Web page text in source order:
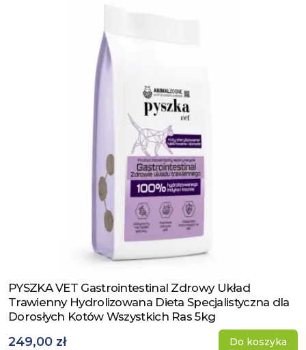
Zobacz produkt
PYSZKA VET Gastrointestinal Zdrowy Układ
Trawienny Hydrolizowana Dieta Specjalistyczna dla
Dorosłych Kotów Wszystkich Ras 5kg
249,00 zł Do koszyka